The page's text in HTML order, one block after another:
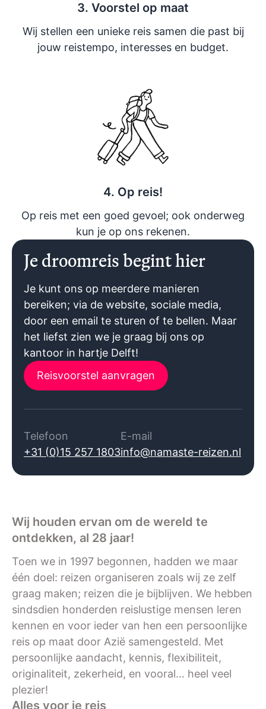
3. Voorstel op maat
Wij stellen een unieke reis samen die past bij
jouw reistempo, interesses en budget.
4. Op reis!
Op reis met een goed gevoel; ook onderweg
kun je op ons rekenen.
Je droomreis begint hier
Je kunt ons op meerdere manieren
bereiken; via de website, sociale media,
door een email te sturen of te bellen. Maar
het liefst zien we je graag bij ons op
kantoor in hartje Delft!
Reisvoorstel aanvragen
Telefoon
+31 (0)15 257 1803
E-mail
info@namaste-reizen.nl
Wij houden ervan om de wereld te
ontdekken, al 28 jaar!
Toen we in 1997 begonnen, hadden we maar
één doel: reizen organiseren zoals wij ze zelf
graag maken; reizen die je bijblijven. We hebben
sindsdien honderden reislustige mensen leren
kennen en voor ieder van hen een persoonlijke
reis op maat door Azië samengesteld. Met
persoonlijke aandacht, kennis, flexibiliteit,
originaliteit, zekerheid, en vooral… heel veel
plezier!
Alles voor je reis